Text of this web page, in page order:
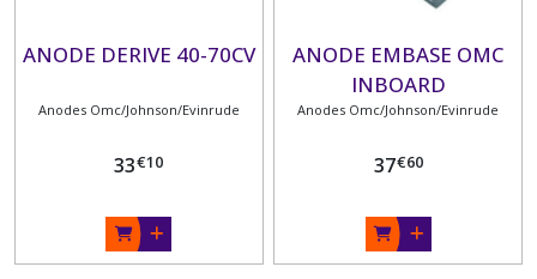
ANODE DERIVE 40-70CV
Anodes Omc/Johnson/Evinrude
33€10
ANODE EMBASE OMC
INBOARD
Anodes Omc/Johnson/Evinrude
37€60